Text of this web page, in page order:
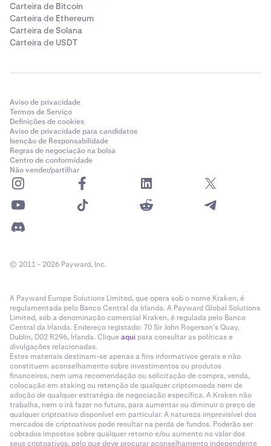
Carteira de Bitcoin
Carteira de Ethereum
Carteira de Solana
Carteira de USDT
Aviso de privacidade
Termos de Serviço
Definições de cookies
Aviso de privacidade para candidatos
Isenção de Responsabilidade
Regras de negociação na bolsa
Centro de conformidade
Não vender/partilhar
© 2011 - 2026 Payward, Inc.
A Payward Europe Solutions Limited, que opera sob o nome Kraken, é
regulamentada pelo Banco Central da Irlanda. A Payward Global Solutions
Limited, sob a denominação comercial Kraken, é regulada pelo Banco
Central da Irlanda. Endereço registado: 70 Sir John Rogerson’s Quay,
Dublin, D02 R296, Irlanda. Cliqueaqui para consultar as políticas e
divulgações relacionadas.
Estes materiais destinam-se apenas a fins informativos gerais e não
constituem aconselhamento sobre investimentos ou produtos
financeiros, nem uma recomendação ou solicitação de compra, venda,
colocação em staking ou retenção de qualquer criptomoeda nem de
adoção de qualquer estratégia de negociação específica. A Kraken não
trabalha, nem o irá fazer no futuro, para aumentar ou diminuir o preço de
qualquer criptoativo disponível em particular. A natureza imprevisível dos
mercados de criptoativos pode resultar na perda de fundos. Poderão ser
cobrados impostos sobre qualquer retorno e/ou aumento no valor dos
seus criptoativos, pelo que deve procurar aconselhamento independente